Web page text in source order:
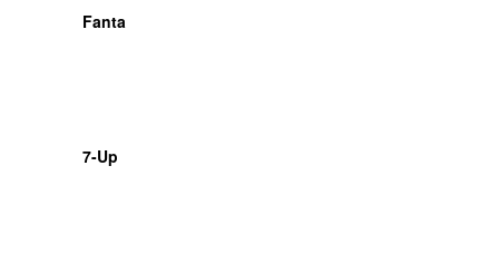
Fanta
7-Up